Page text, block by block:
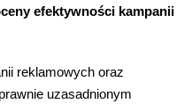
efektywności kampanii
reklamowych oraz
uzasadnionym